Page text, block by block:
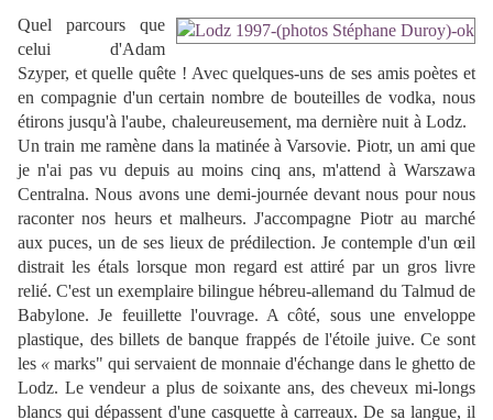
Quel parcours que
celui d'Adam
Szyper, et quelle quête ! Avec quelques-uns de ses amis poètes et
en compagnie d'un certain nombre de bouteilles de vodka, nous
étirons jusqu'à l'aube, chaleureusement, ma dernière nuit à Lodz.
Un train me ramène dans la matinée à Varsovie. Piotr, un ami que
je n'ai pas vu depuis au moins cinq ans, m'attend à Warszawa
Centralna. Nous avons une demi-journée devant nous pour nous
raconter nos heurs et malheurs. J'accompagne Piotr au marché
aux puces, un de ses lieux de prédilection. Je contemple d'un œil
distrait les étals lorsque mon regard est attiré par un gros livre
relié. C'est un exemplaire bilingue hébreu-allemand du Talmud de
Babylone. Je feuillette l'ouvrage. A côté, sous une enveloppe
plastique, des billets de banque frappés de l'étoile juive. Ce sont
les « marks" qui servaient de monnaie d'échange dans le ghetto de
Lodz. Le vendeur a plus de soixante ans, des cheveux mi-longs
blancs qui dépassent d'une casquette à carreaux. De sa langue, il